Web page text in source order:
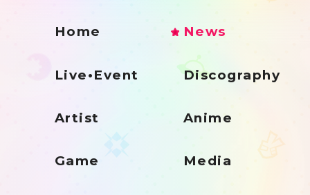
Home News
Live•Event Discography
Artist Anime
Game Media